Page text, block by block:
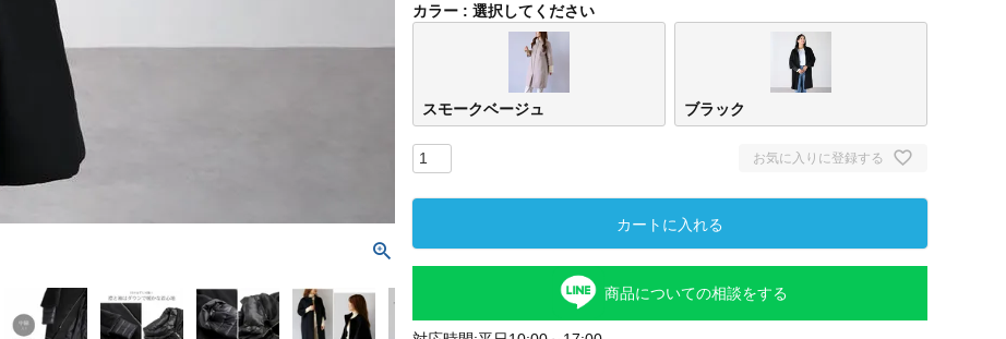
カラー 選択してください
スモークベージュ ブラック
お気に入りに登録する
カートに入れる
商品についての相談をする